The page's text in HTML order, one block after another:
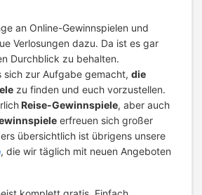
an Online-Gewinnspielen und
Verlosungen dazu. Da ist es gar
Durchblick zu behalten.
sich zur Aufgabe gemacht, die
zu finden und euch vorzustellen.
Reise-Gewinnspiele, aber auch
erfreuen sich großer
übersichtlich ist übrigens unsere
, die wir täglich mit neuen Angeboten